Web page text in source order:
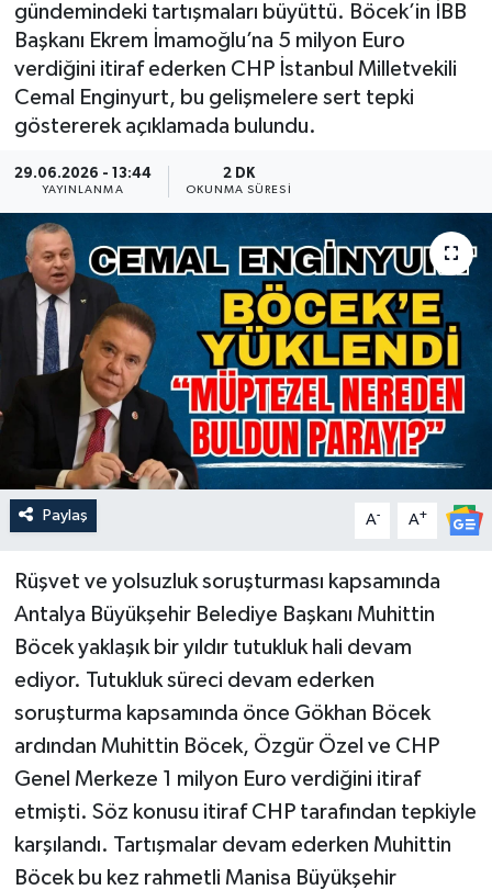
gündemindeki tartışmaları büyüttü. Böcek’in İBB
Başkanı Ekrem İmamoğlu’na 5 milyon Euro
verdiğini itiraf ederken CHP İstanbul Milletvekili
Cemal Enginyurt, bu gelişmelere sert tepki
göstererek açıklamada bulundu.
29.06.2026 - 13:44
YAYINLANMA
2 DK
OKUNMA SÜRESI
Paylaş A- A+
Rüşvet ve yolsuzluk soruşturması kapsamında
Antalya Büyükşehir Belediye Başkanı Muhittin
Böcek yaklaşık bir yıldır tutukluk hali devam
ediyor. Tutukluk süreci devam ederken
soruşturma kapsamında önce Gökhan Böcek
ardından Muhittin Böcek, Özgür Özel ve CHP
Genel Merkeze 1 milyon Euro verdiğini itiraf
etmişti. Söz konusu itiraf CHP tarafından tepkiyle
karşılandı. Tartışmalar devam ederken Muhittin
Böcek bu kez rahmetli Manisa Büyükşehir
Görüntülü Haber
Güncel
Kültür & Sanat
Magazin
Resmi İlan
Sağlık & Yaşam
Siyaset
Spor
Haber Arşivi